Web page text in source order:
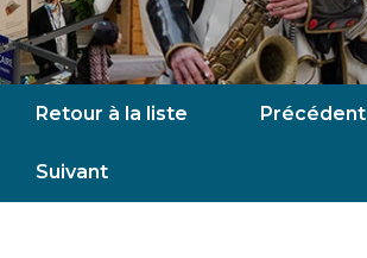
Retour à la liste Précédent
Suivant